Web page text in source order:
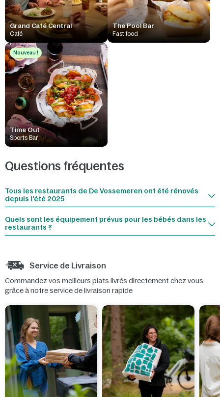
Grand Café Central
Café
The Pool Bar
Fast food
Nouveau !
Time Out
Sports Bar
Questions fréquentes
Tous les restaurants de De Vossemeren ont été rénovés
depuis l'été 2025
Quels sont les équipement prévus pour les bébés dans les
restaurants ?
Service de Livraison
Commandez vos meilleurs plats livrés directement chez vous
grâce à notre service de livraison rapide